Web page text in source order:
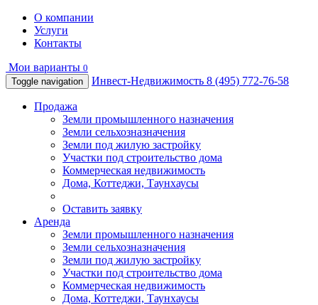
О компании
Услуги
Контакты
Мои варианты 0
Toggle navigation
Инвест-Недвижимость 8 (495) 772-76-58
Продажа
Земли промышленного назначения
Земли сельхозназначения
Земли под жилую застройку
Участки под строительство дома
Коммерческая недвижимость
Дома, Коттеджи, Таунхаусы
Оставить заявку
Аренда
Земли промышленного назначения
Земли сельхозназначения
Земли под жилую застройку
Участки под строительство дома
Коммерческая недвижимость
Дома, Коттеджи, Таунхаусы